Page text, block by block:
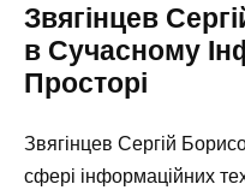
Звягінцев
в Сучасному
Просторі
Звягінцев Сергій
сфері інформаційних